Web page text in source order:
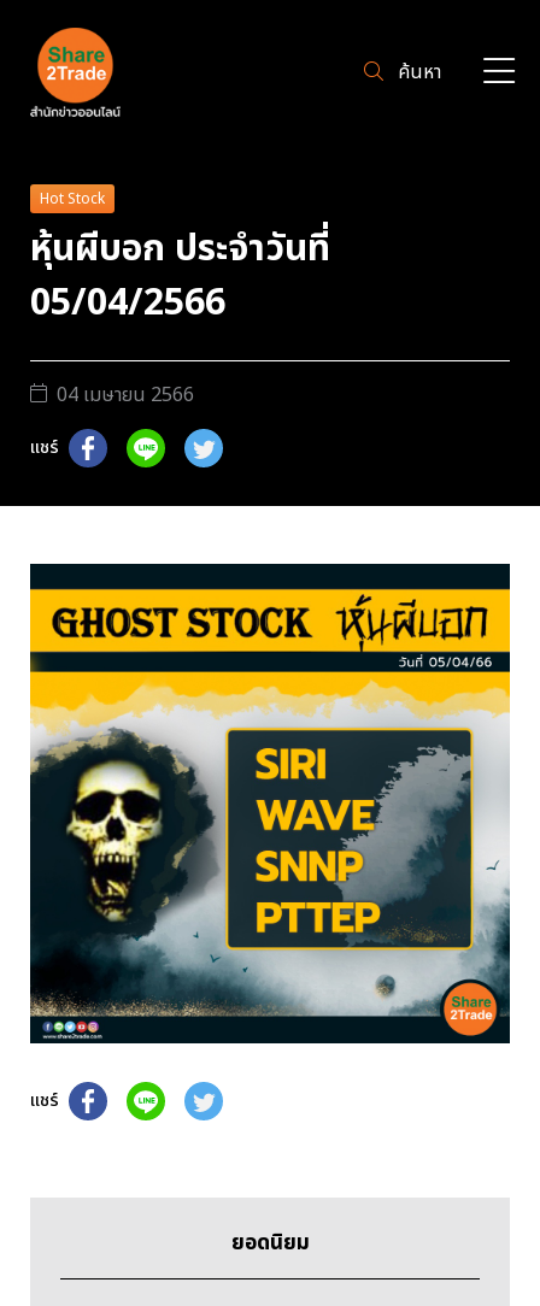
ค้นหา
Hot Stock
หุ้นผีบอก ประจำวันที่
05/04/2566
04 เมษายน 2566
แชร์
แชร์
ยอดนิยม